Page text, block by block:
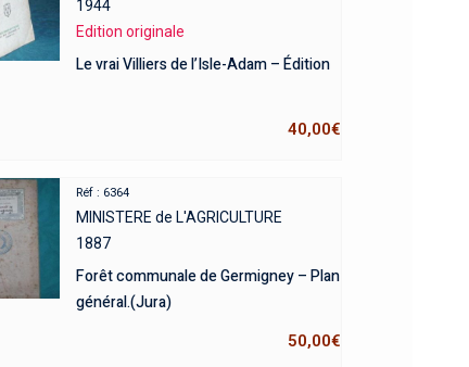
1944
Edition originale
Le vrai Villiers de l’Isle-Adam – Édition
40,00€
Réf : 6364
MINISTERE de L'AGRICULTURE
1887
Forêt communale de Germigney – Plan
général.(Jura)
50,00€